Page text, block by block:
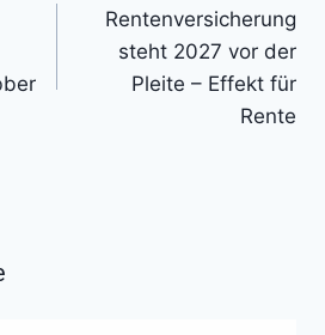
Rentenversicherung
steht 2027 vor der
Pleite – Effekt für
Rente